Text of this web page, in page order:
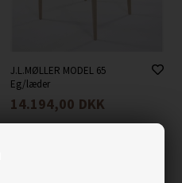
J.L.MØLLER MODEL 65
Eg/læder
14.194,00 DKK